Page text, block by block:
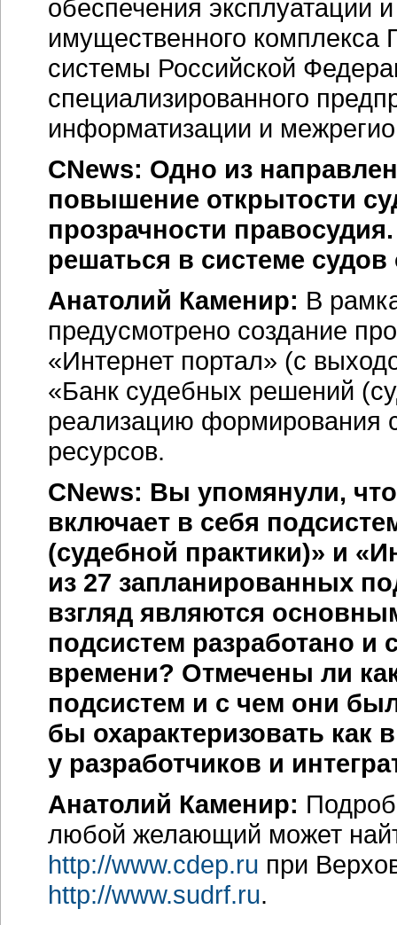
обеспечения эксплуатации
имущественного комплекса
системы Российской
специализированного
информатизации и
CNews: Одно из
повышение открытости
прозрачности
решаться в системе
Анатолий Каменир: В
предусмотрено создание
«Интернет портал» (с
«Банк судебных решений
реализацию формирования
ресурсов.
CNews: Вы упомянули,
включает в себя
(судебной практики)» и
из 27 запланированных
взгляд являются
подсистем разработано и
времени? Отмечены ли
подсистем и с чем они
бы охарактеризовать как
у разработчиков и
Анатолий Каменир:
любой желающий может
http://www.cdep.ru при
http://www.sudrf.ru.